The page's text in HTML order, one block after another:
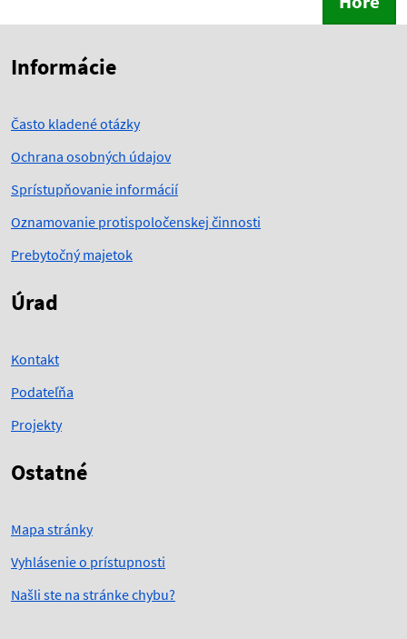
Informácie
Často kladené otázky
Ochrana osobných údajov
Sprístupňovanie informácií
Oznamovanie protispoločenskej činnosti
Prebytočný majetok
Úrad
Kontakt
Podateľňa
Projekty
Ostatné
Mapa stránky
Vyhlásenie o prístupnosti
Našli ste na stránke chybu?